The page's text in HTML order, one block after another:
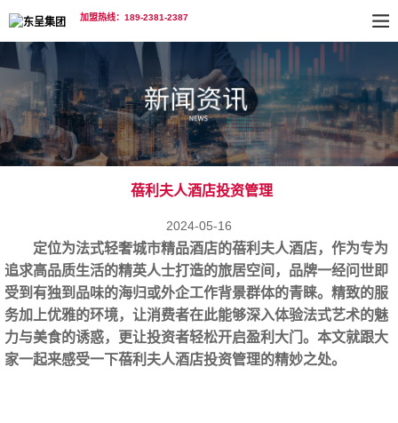
加盟热线：189-2381-2387
蓓利夫人酒店投资管理
2024-05-16
定位为法式轻奢城市精品酒店的蓓利夫人酒店，作为专为
追求高品质生活的精英人士打造的旅居空间，品牌一经问世即
受到有独到品味的海归或外企工作背景群体的青睐。精致的服
务加上优雅的环境，让消费者在此能够深入体验法式艺术的魅
力与美食的诱惑，更让投资者轻松开启盈利大门。本文就跟大
家一起来感受一下蓓利夫人酒店投资管理的精妙之处。